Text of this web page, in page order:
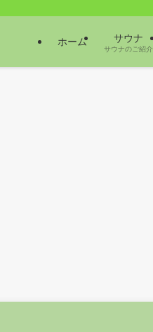
ホーム サウナ
サウナのご紹介